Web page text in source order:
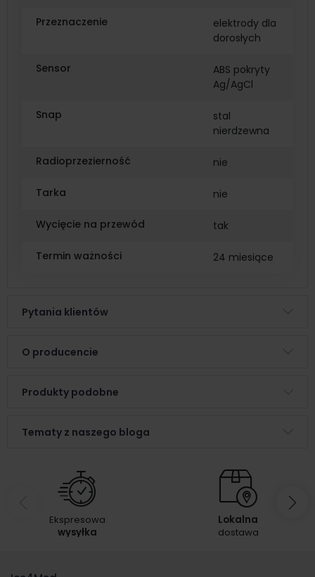
Przeznaczenie
elektrody dla
dorosłych
Sensor
ABS pokryty
Ag/AgCl
Snap
stal
nierdzewna
Radioprzezierność nie
Tarka nie
Wycięcie na przewód tak
Termin ważności 24 miesiące
Pytania klientów
O producencie
Produkty podobne
Tematy z naszego bloga
Ekspresowa
wysyłka
Lokalna
dostawa